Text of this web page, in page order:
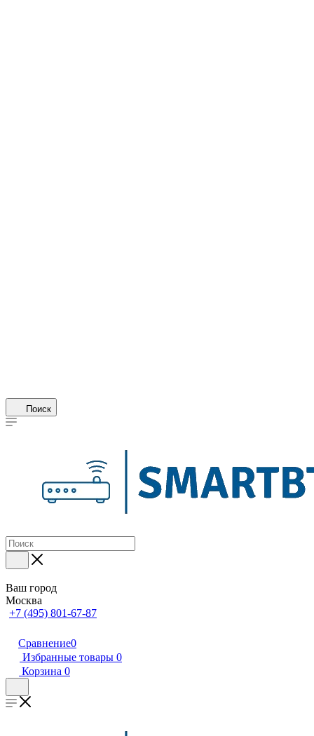
Поиск
Ваш город
Москва
+7 (495) 801-67-87
Сравнение0
Избранные товары 0
Корзина 0